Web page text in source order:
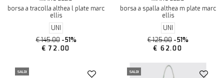
borsa a tracolla althea l plate marc
ellis
UNI
€ 145.00 -51%
€ 72.00
borsa a spalla althea m plate marc
ellis
UNI
€ 125.00 -51%
€ 62.00
SALDI SALDI